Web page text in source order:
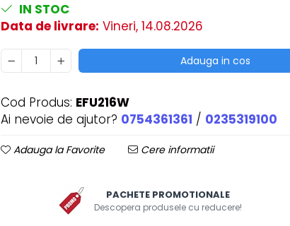
IN STOC
Data de livrare: Vineri, 14.08.2026
Adauga in cos
Cod Produs: EFU216W
Ai nevoie de ajutor? 0754361361 / 0235319100
Adauga la Favorite Cere informatii
PACHETE PROMOTIONALE
Descopera produsele cu reducere!